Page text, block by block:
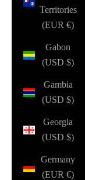
Territories
(EUR €)
Gabon
(USD $)
Gambia
(USD $)
Georgia
(USD $)
Germany
(EUR €)